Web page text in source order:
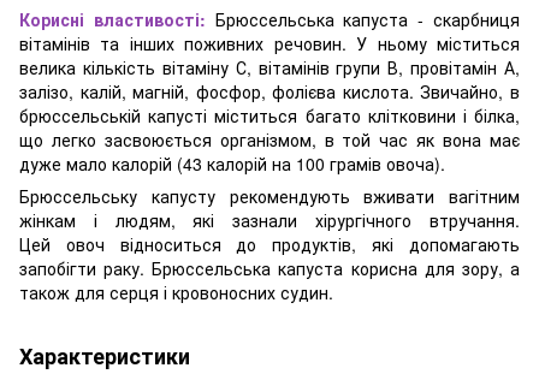
Корисні властивості: Брюссельська капуста - скарбниця
вітамінів та інших поживних речовин. У ньому міститься
велика кількість вітаміну С, вітамінів групи В, провітамін А,
залізо, калій, магній, фосфор, фолієва кислота. Звичайно, в
брюссельській капусті міститься багато клітковини і білка,
що легко засвоюється організмом, в той час як вона має
дуже мало калорій (43 калорій на 100 грамів овоча).
Брюссельську капусту рекомендують вживати вагітним
жінкам і людям, які зазнали хірургічного втручання.
Цей овоч відноситься до продуктів, які допомагають
запобігти раку. Брюссельська капуста корисна для зору, а
також для серця і кровоносних судин.
Характеристики